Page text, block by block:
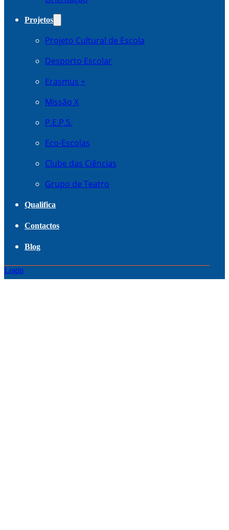
Projetos
Projeto Cultural de Escola
Desporto Escolar
Erasmus +
Missão X
P.E.P.S.
Eco-Escolas
Clube das Ciências
Grupo de Teatro
Qualifica
Contactos
Blog
Login